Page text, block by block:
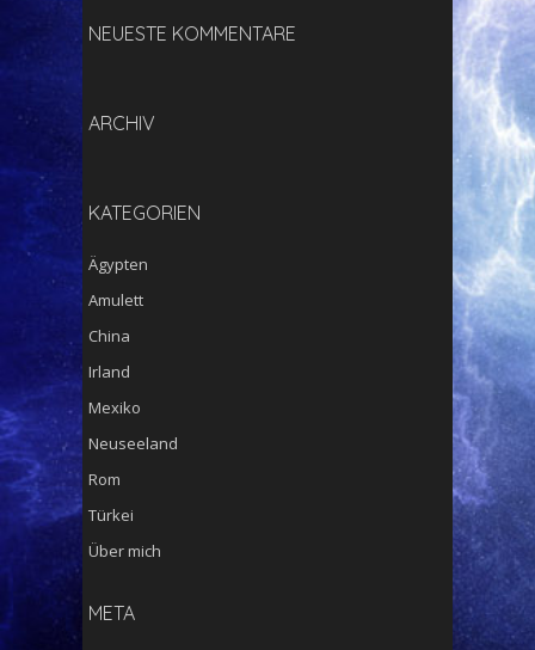
NEUESTE KOMMENTARE
ARCHIV
KATEGORIEN
Ägypten
Amulett
China
Irland
Mexiko
Neuseeland
Rom
Türkei
Über mich
META